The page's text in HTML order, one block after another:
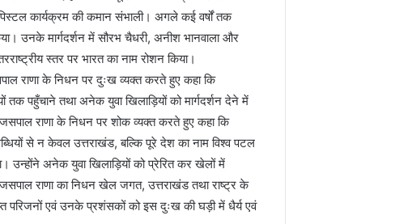
कार्यक्रम की कमान संभाली। अगले कई वर्षों तक
उनके मार्गदर्शन में सौरभ चैधरी, अनीश भानवाला और
स्तर पर भारत का नाम रोशन किया।
राणा के निधन पर दुःख व्यक्त करते हुए कहा कि
तक पहुँचाने तथा अनेक युवा खिलाड़ियों को मार्गदर्शन देने में
राणा के निधन पर शोक व्यक्त करते हुए कहा कि
से न केवल उत्तराखंड, बल्कि पूरे देश का नाम विश्व पटल
उन्होंने अनेक युवा खिलाड़ियों को प्रेरित कर खेलों में
राणा का निधन खेल जगत, उत्तराखंड तथा राष्ट्र के
परिजनों एवं उनके प्रशंसकों को इस दुःख की घड़ी में धैर्य एवं